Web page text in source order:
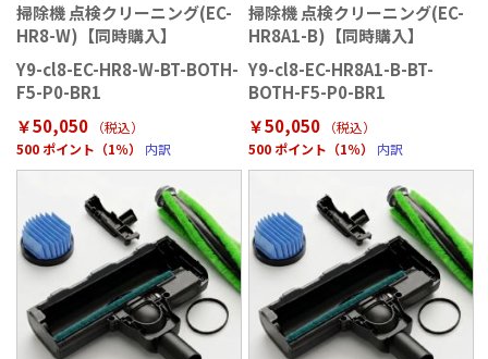
掃除機 点検クリーニング(EC-
HR8-W)【同時購入】
Y9-cl8-EC-HR8-W-BT-BOTH-
F5-P0-BR1
￥50,050
（税込）
500 ポイント（1％）
内訳
掃除機 点検クリーニング(EC-
HR8A1-B)【同時購入】
Y9-cl8-EC-HR8A1-B-BT-
BOTH-F5-P0-BR1
￥50,050
（税込）
500 ポイント（1％）
内訳